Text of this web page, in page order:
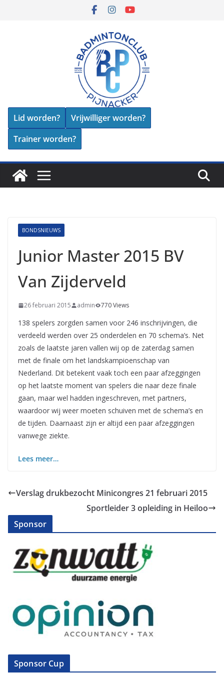
Lid worden?
Vrijwilliger worden?
Trainer worden?
BONDSNIEUWS
Junior Master 2015 BV
Van Zijderveld
26 februari 2015 admin 770 Views
138 spelers zorgden samen voor 246 inschrijvingen, die
verdeeld werden over 25 onderdelen en 70 schema’s. Net
zoals de laatste jaren vallen wij op de zaterdag samen
met de finale om het landskampioenschap van
Nederland. Dit betekent vaak toch een paar afzeggingen
op het laatste moment van spelers die naar deze finale
gaan, maar wel hadden ingeschreven, met partners,
waardoor wij weer moeten schuiven met de schema’s en
de tijden. Daarnaast zijn er altijd een paar afzeggingen
vanwege ziekte.
Lees meer…
Verslag drukbezocht Minicongres 21 februari 2015
Sportleider 3 opleiding in Heiloo
Sponsor
Sponsor Cup